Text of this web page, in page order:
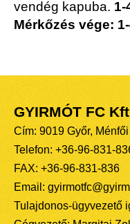
vendég kapuba. 1-
Mérkőzés vége:
GYIRMÓT FC
Cím: 9019 Győr,
Telefon: +36-96-831-
FAX: +36-96-831-836
Email:
Tulajdonos-ügyvezető